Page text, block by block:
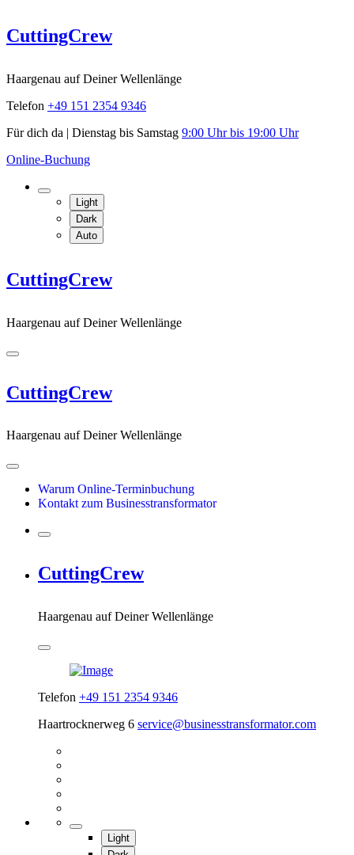
Skip
to
CuttingCrew
Haargenau auf Deiner Wellenlänge
Telefon +49 151 2354 9346
Für dich da | Dienstag bis Samstag 9:00 Uhr bis 19:00 Uhr
Online-Buchung
Light
Dark
Auto
CuttingCrew
Haargenau auf Deiner Wellenlänge
CuttingCrew
Haargenau auf Deiner Wellenlänge
Warum Online-Terminbuchung
Kontakt zum Businesstransformator
CuttingCrew
Haargenau auf Deiner Wellenlänge
Telefon +49 151 2354 9346
Haartrocknerweg 6 service@businesstransformator.com
Light